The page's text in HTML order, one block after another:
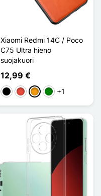
Xiaomi Redmi 14C / Poco
C75 Ultra hieno
suojakuori
12,99 €
MustaPunainen
OranssiVihreä
+1